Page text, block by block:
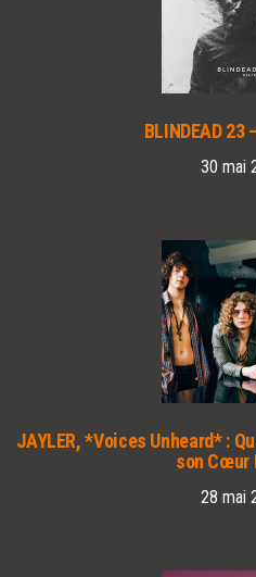
BLINDEAD 23
30 mai
JAYLER, *Voices Unheard* :
son Cœur
28 mai